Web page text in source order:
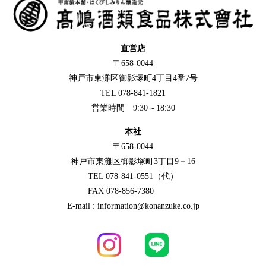
直営店
〒658-0044
神戸市東灘区御影塚町4丁目4番7号
TEL 078-841-1821
営業時間 9:30～18:30
本社
〒658-0044
神戸市東灘区御影塚町3丁目9－16
TEL 078-841-0551（代）
FAX 078-856-7380
E-mail : information@konanzuke.co.jp